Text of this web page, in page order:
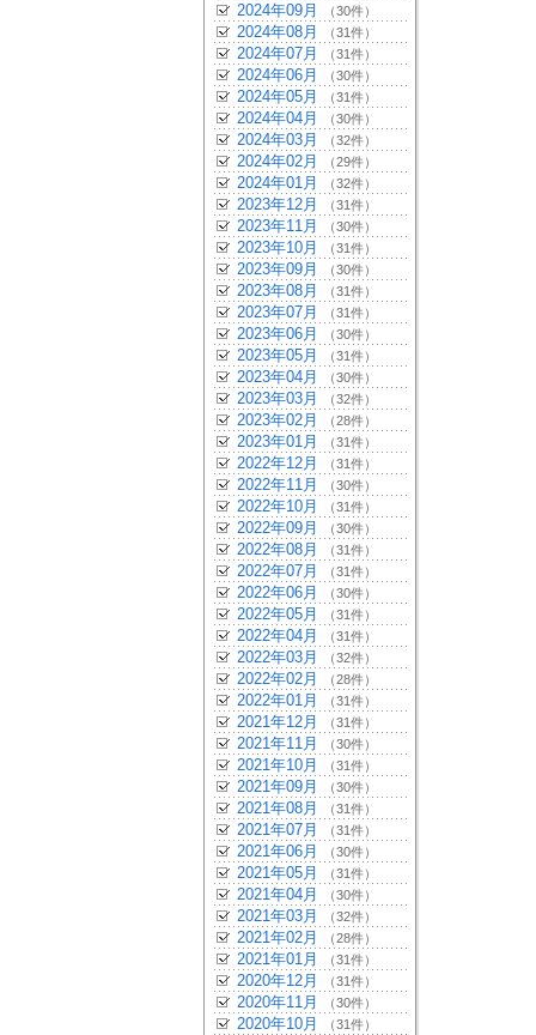
2024年09月 （30件）
2024年08月 （31件）
2024年07月 （31件）
2024年06月 （30件）
2024年05月 （31件）
2024年04月 （30件）
2024年03月 （32件）
2024年02月 （29件）
2024年01月 （32件）
2023年12月 （31件）
2023年11月 （30件）
2023年10月 （31件）
2023年09月 （30件）
2023年08月 （31件）
2023年07月 （31件）
2023年06月 （30件）
2023年05月 （31件）
2023年04月 （30件）
2023年03月 （32件）
2023年02月 （28件）
2023年01月 （31件）
2022年12月 （31件）
2022年11月 （30件）
2022年10月 （31件）
2022年09月 （30件）
2022年08月 （31件）
2022年07月 （31件）
2022年06月 （30件）
2022年05月 （31件）
2022年04月 （31件）
2022年03月 （32件）
2022年02月 （28件）
2022年01月 （31件）
2021年12月 （31件）
2021年11月 （30件）
2021年10月 （31件）
2021年09月 （30件）
2021年08月 （31件）
2021年07月 （31件）
2021年06月 （30件）
2021年05月 （31件）
2021年04月 （30件）
2021年03月 （32件）
2021年02月 （28件）
2021年01月 （31件）
2020年12月 （31件）
2020年11月 （30件）
2020年10月 （31件）